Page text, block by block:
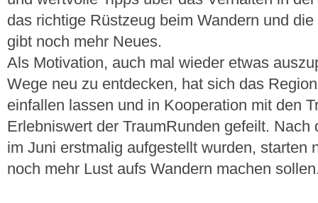
das richtige Rüstzeug beim Wandern und
gibt noch mehr Neues.
Als Motivation, auch mal wieder etwas
Wege neu zu entdecken, hat sich das
einfallen lassen und in Kooperation mit den
Erlebniswert der TraumRunden gefeilt. Nach
im Juni erstmalig aufgestellt wurden, starten
noch mehr Lust aufs Wandern machen